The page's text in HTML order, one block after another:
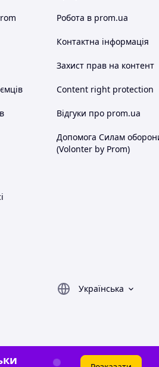
Робота в prom.ua
Контактна інформація
Захист прав на контент
Content right protection
Відгуки про prom.ua
Допомога Силам
(Volonter by Prom)
Українська